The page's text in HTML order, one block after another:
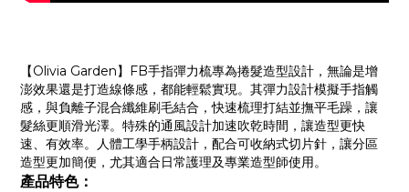
【Olivia Garden】FB手指彈力梳專為捲髮造型設計，無論是增
澎效果還是打造線條感，都能輕鬆實現。其彈力設計模擬手指觸
感，與負離子混合纖維刷毛結合，快速梳理打結並撫平毛躁，讓
髮絲更順滑光澤。特殊的通風設計加速吹乾時間，讓造型更快
速、有效率。人體工學手柄設計，配合可收納式切片針，讓分區
造型更加簡便，尤其適合日常護理及專業造型師使用。
產品特色：